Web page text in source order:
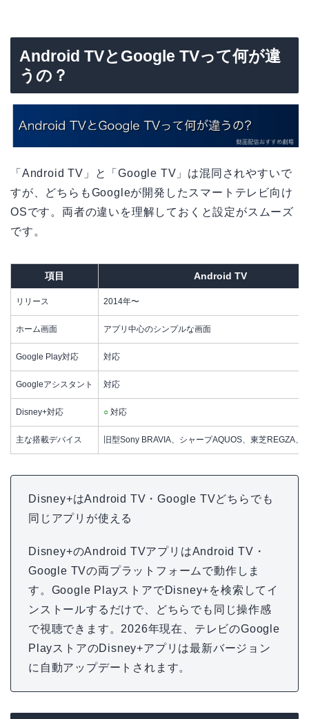
Android TVとGoogle TVって何が違
うの？
「Android TV」と「Google TV」は混同されやすいで
すが、どちらもGoogleが開発したスマートテレビ向け
OSです。両者の違いを理解しておくと設定がスムーズ
です。
項目 Android TV
リリース 2014年〜
ホーム画面 アプリ中心のシンプルな画面
Google Play対応 対応
Googleアシスタント 対応
Disney+対応 ○ 対応
主な搭載デバイス 旧型Sony BRAVIA、シャープAQUOS、東芝REGZA、
Disney+はAndroid TV・Google TVどちらでも
同じアプリが使える
Disney+のAndroid TVアプリはAndroid TV・
Google TVの両プラットフォームで動作しま
す。Google PlayストアでDisney+を検索してイ
ンストールするだけで、どちらでも同じ操作感
で視聴できます。2026年現在、テレビのGoogle
PlayストアのDisney+アプリは最新バージョン
に自動アップデートされます。